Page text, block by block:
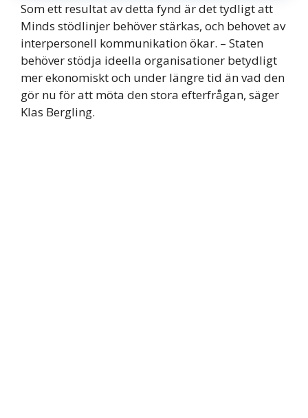
Som ett resultat av detta fynd är det tydligt att
Minds stödlinjer behöver stärkas, och behovet av
interpersonell kommunikation ökar. – Staten
behöver stödja ideella organisationer betydligt
mer ekonomiskt och under längre tid än vad den
gör nu för att möta den stora efterfrågan, säger
Klas Bergling.